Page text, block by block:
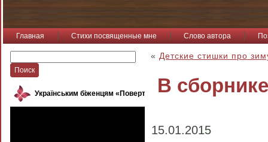
Главная Стихи посвященные мне Слово автора
Українським біженцям «Повертайся, пташко»
« Детские стишки про
В
15.01.2015